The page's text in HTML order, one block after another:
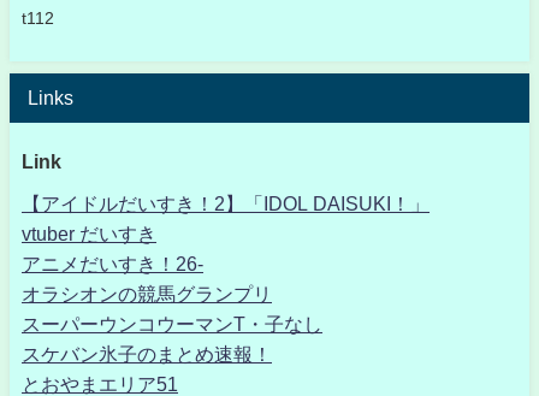
t112
Links
Link
【アイドルだいすき！2】「IDOL DAISUKI！」
vtuber だいすき
アニメだいすき！26-
オラシオンの競馬グランプリ
スーパーウンコウーマンT・子なし
スケバン氷子のまとめ速報！
とおやまエリア51